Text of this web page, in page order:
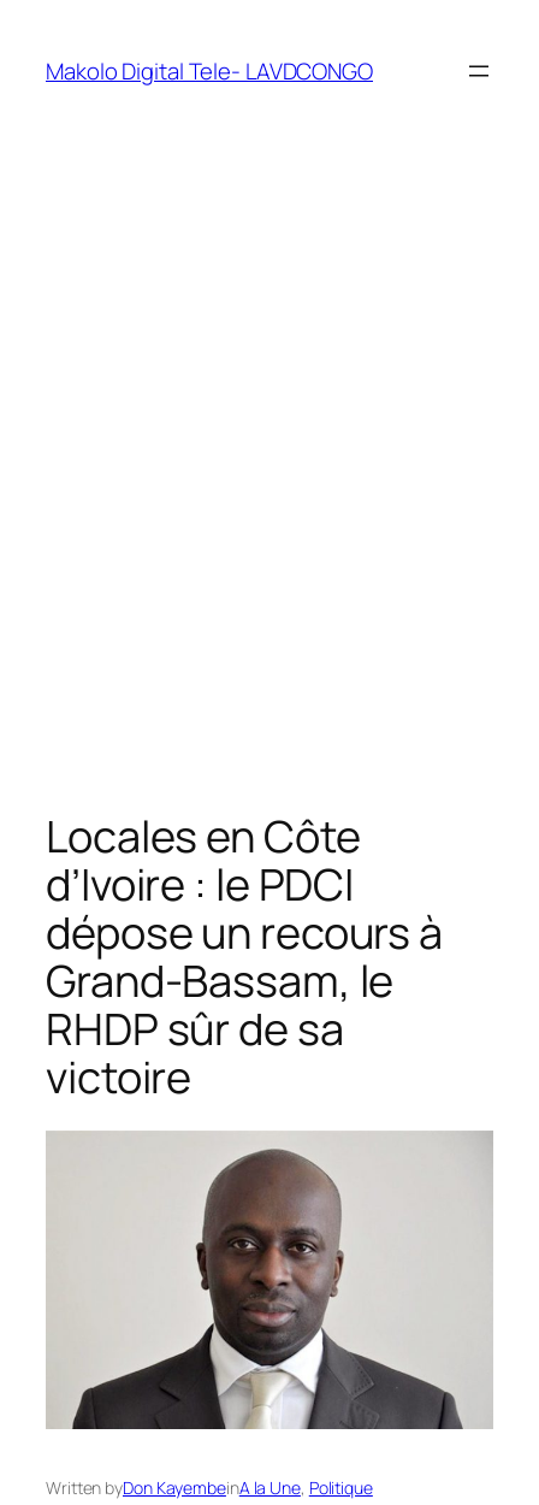
Makolo Digital Tele- LAVDCONGO
Locales en Côte
d’Ivoire : le PDCI
dépose un recours à
Grand-Bassam, le
RHDP sûr de sa
victoire
Written byDon KayembeinA la Une, Politique